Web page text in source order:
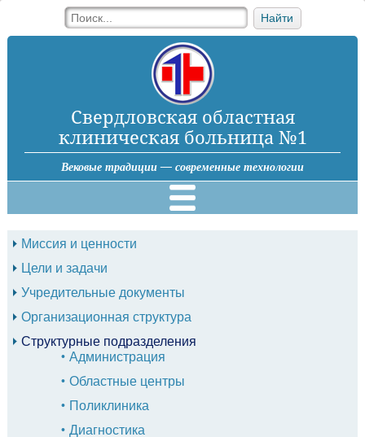
Найти
Свердловская областная
клиническая больница №1
Вековые традиции — современные технологии
Миссия и ценности
Цели и задачи
Учредительные документы
Организационная структура
Структурные подразделения
Администрация
Областные центры
Поликлиника
Диагностика